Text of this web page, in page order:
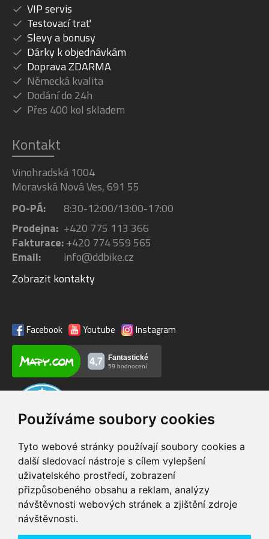
Používáme soubory cookies
Tyto webové stránky používají soubory cookies a
další sledovací nástroje s cílem vylepšení
uživatelského prostředí, zobrazení
přizpůsobeného obsahu a reklam, analýzy
návštěvnosti webových stránek a zjištění zdroje
návštěvnosti.
VIP servis
Testovací trať
Slevy a bonusy
Dárky k objednávkám
Doprava ZDARMA
Německá kvalita
Dodání do 24h
Přes 400 kol skladem
Kontakt
Vinohradská 1004
Moravská Nová Ves, 691 55
PO-PÁ:
8:30-12:00/13:00-17:00
Prodejna: +420 775 113 366
Fakturace:+420 774 559 565
Email:
info@ddbike.cz
Zobrazit kontakty
Facebook Youtube Instagram
VIP servis
na zakoupená
elektrokola
Testovací trať
možnost vyzkoušet si
elektrokola
Doprava ZDARMA
pro objednávky nad 1600 zboží skladem při